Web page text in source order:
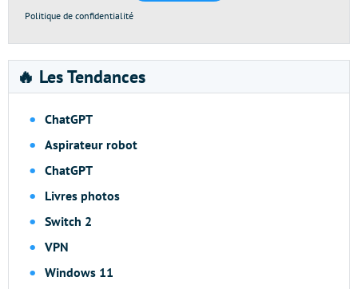
Politique de confidentialité
🔥 Les Tendances
ChatGPT
Aspirateur robot
ChatGPT
Livres photos
Switch 2
VPN
Windows 11